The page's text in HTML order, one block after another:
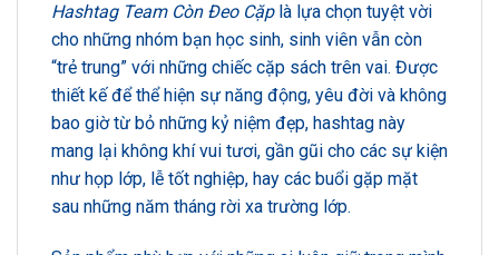
Hashtag Team Còn Đeo Cặplà lựa chọn tuyệt vời
cho những nhóm bạn học sinh, sinh viên vẫn còn
“trẻ trung” với những chiếc cặp sách trên vai. Được
thiết kế để thể hiện sự năng động, yêu đời và không
bao giờ từ bỏ những kỷ niệm đẹp, hashtag này
mang lại không khí vui tươi, gần gũi cho các sự kiện
như họp lớp, lễ tốt nghiệp, hay các buổi gặp mặt
sau những năm tháng rời xa trường lớp.